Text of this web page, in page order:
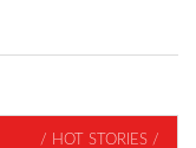
/ HOT STORIES /